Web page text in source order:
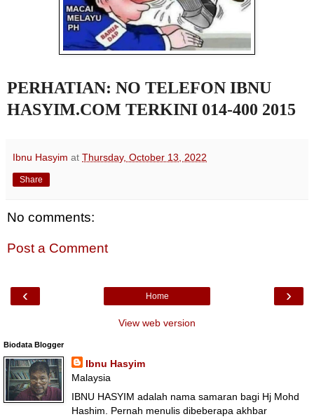
PERHATIAN: NO TELEFON IBNU
HASYIM.COM TERKINI 014-400 2015
Ibnu Hasyim at Thursday, October 13, 2022
Share
No comments:
Post a Comment
‹ ›
Home
View web version
Biodata Blogger
Ibnu Hasyim
Malaysia
IBNU HASYIM adalah nama samaran bagi Hj Mohd
Hashim. Pernah menulis dibeberapa akhbar